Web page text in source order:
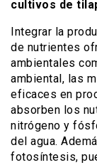
cultivos de
Integrar la
de nutrientes
ambientales
ambiental, las
eficaces en
absorben los
nitrógeno y
del agua.
fotosíntesis,